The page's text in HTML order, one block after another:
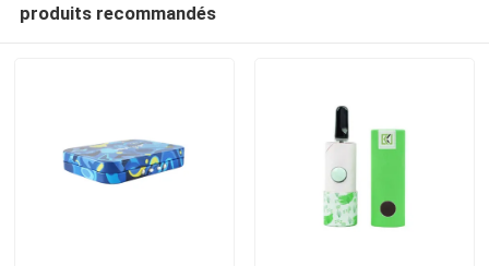
produits recommandés